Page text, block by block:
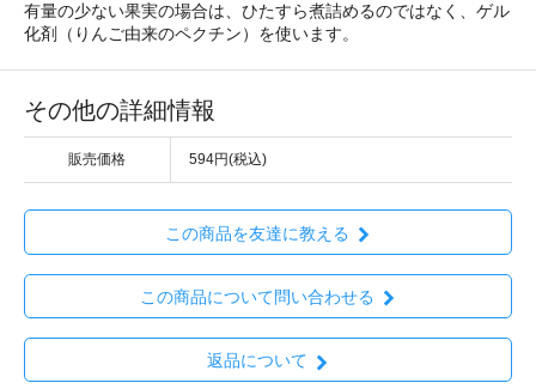
有量の少ない果実の場合は、ひたすら煮詰めるのではなく、ゲル
化剤（りんご由来のペクチン）を使います。
その他の詳細情報
販売価格 594円(税込)
この商品を友達に教える
この商品について問い合わせる
返品について